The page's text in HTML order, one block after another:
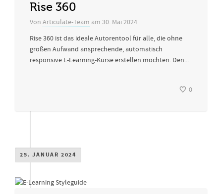
Rise 360
Von Articulate-Team am 30. Mai 2024
Rise 360 ist das ideale Autorentool für alle, die ohne
großen Aufwand ansprechende, automatisch
responsive E-Learning-Kurse erstellen möchten. Den...
0
25. JANUAR 2024